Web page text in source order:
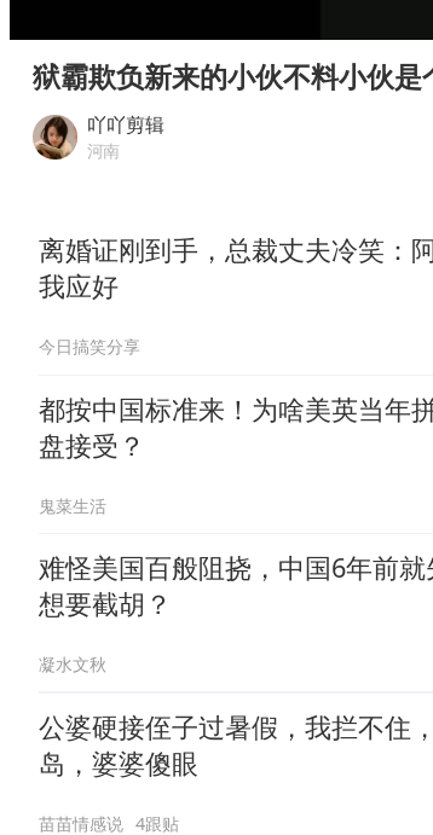
泰国：高度重视中国
于东来直播和胖东来
蒯曼挺进WTT横滨冠
狱霸欺负新来的小伙不料小伙
吖吖剪辑
河南
离婚证刚到手，总裁丈夫冷笑：
我应好
今日搞笑分享
都按中国标准来！为啥美英当年
盘接受？
鬼菜生活
难怪美国百般阻挠，中国6年前
想要截胡？
凝水文秋
公婆硬接侄子过暑假，我拦不住
岛，婆婆傻眼
苗苗情感说 4跟贴